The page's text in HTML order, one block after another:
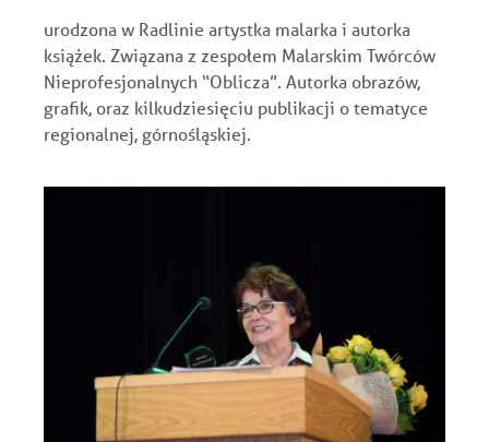
urodzona w Radlinie artystka malarka i autorka
książek. Związana z zespołem Malarskim Twórców
Nieprofesjonalnych “Oblicza”. Autorka obrazów,
grafik, oraz kilkudziesięciu publikacji o tematyce
regionalnej, górnośląskiej.